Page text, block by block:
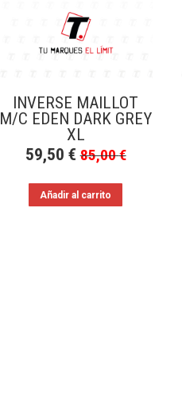
INVERSE MAILLOT
M/C EDEN DARK GREY
XL
59,50 € 85,00€
Añadir al carrito